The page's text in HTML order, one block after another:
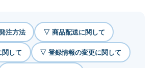
注方法 ▽ 商品配送に関して
して ▽ 登録情報の変更に関して